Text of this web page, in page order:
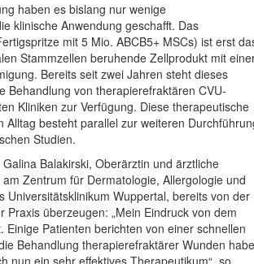
haben es bislang nur wenige
klinische Anwendung geschafft. Das
mit 5 Mio. ABCB5+ MSCs) ist erst
Stammzellen beruhende Zellprodukt mit
Bereits seit zwei Jahren steht dieses
Behandlung von therapierefraktären CVU-
Kliniken zur Verfügung. Diese therapeutische
Alltag besteht parallel zur weiteren
Studien.
Balakirski, Oberärztin und ärztliche
Zentrum für Dermatologie, Allergologie und
Universitätsklinikum Wuppertal, bereits von der
Praxis überzeugen: „Mein Eindruck von dem
Einige Patienten berichten von einer schnellen
Behandlung therapierefraktärer Wunden
nun ein sehr effektives Therapeutikum“, so